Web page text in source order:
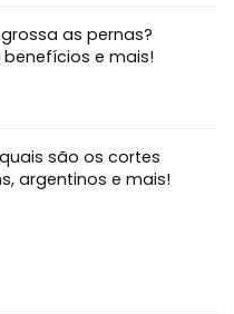
as pernas?
benefícios e mais!
são os cortes
argentinos e mais!